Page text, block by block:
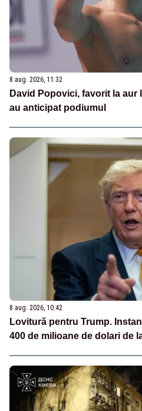
8 aug. 2026, 11:32
David Popovici, favorit la aur
au anticipat podiumul
8 aug. 2026, 10:42
Lovitură pentru Trump.
400 de milioane de dolari de